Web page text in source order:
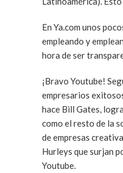
En Ya.com unos
empleando y
hora de ser
¡Bravo Youtube!
empresarios
hace Bill Gates,
como el resto de la
de empresas
Hurleys que surjan
Youtube.